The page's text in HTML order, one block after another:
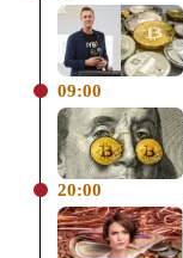
09:00
20:00